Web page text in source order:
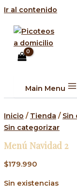
Ir al contenido
Main Menu
Inicio / Tienda / Sin
Sin categorizar
Menú Navidad 2
$179.990
Sin existencias